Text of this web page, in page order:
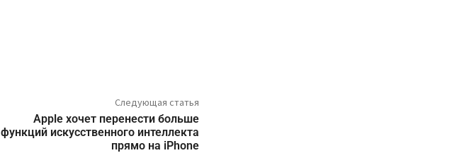
Следующая статья
Apple хочет перенести больше
функций искусственного интеллекта
прямо на iPhone